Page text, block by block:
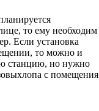
то ему необходим
Если установка
то можно и
станцию, но нужно
с помещения